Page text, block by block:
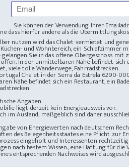
Sie können der Verwendung Ihrer
dass hierfür andere als die
nutzen wird das Chalet vermietet und
und Wohnbereich, ein Schlafzimmer
gelangen Sie in das offene Obergeschoss
In der unmittelbaren Nähe befindet sich
viele tolle Wanderwege, Fahrradstrecken.
Chalet in der Serra da Estrela 6290-
Nähe befindet sich ein Restaurant, ein
Angaben:
liegt derzeit kein Energieausweis vor.
im Ausland; maßgeblich sind daher
von Energiewerten nach deutschem
des Belegenheitsstaates eine Pflicht zur
eingeholt und Interessenten
nach bestem Wissen; eine Haftung für
entsprechenden Nachweises wird